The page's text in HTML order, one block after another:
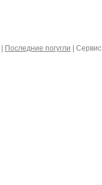
Последние погугли |